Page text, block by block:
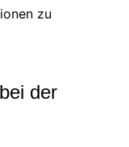
zu
der